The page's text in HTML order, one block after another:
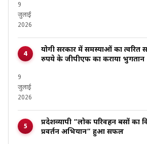
9
जुलाई
2026
योगी सरकार में समस्याओं का त्वरित
रुपये के जीपीएफ का कराया भुगतान
9
जुलाई
2026
प्रदेशव्यापी “लोक परिवहन बसों का
प्रवर्तन अभियान” हुआ सफल